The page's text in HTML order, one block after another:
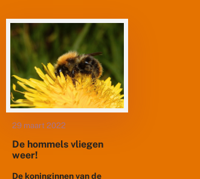
29 maart 2022
De hommels vliegen
weer!
De koninginnen van de